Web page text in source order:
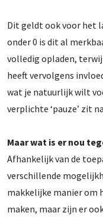
Dit geldt ook voor het
onder 0 is dit al
volledig opladen,
heeft vervolgens
wat je natuurlijk wilt
verplichte ‘pauze’ zit
Maar wat is er nou
Afhankelijk van de
verschillende
makkelijke manier om
maken, maar zijn er